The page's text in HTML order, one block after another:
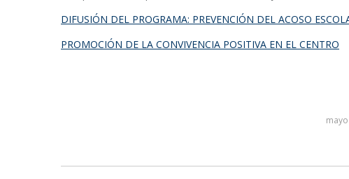
DIFUSIÓN DEL PROGRAMA: PREVENCIÓN DEL ACOSO
PROMOCIÓN DE LA CONVIVENCIA POSITIVA EN EL CENTRO